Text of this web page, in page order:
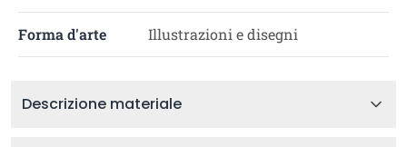
Forma d'arte Illustrazioni e disegni
Descrizione materiale